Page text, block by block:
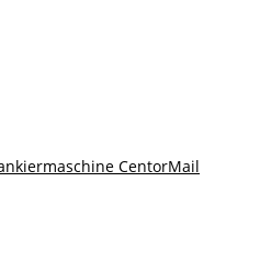
CentorMail